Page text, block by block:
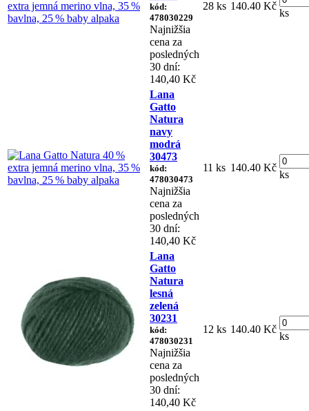
kód:
478030229
Najnižšia
cena za
posledných
30 dní:
140,40 Kč
28 ks 140.40 Kč
ks
Lana
Gatto
Natura
navy
modrá
30473
kód:
478030473
Najnižšia
cena za
posledných
30 dní:
140,40 Kč
11 ks 140.40 Kč
ks
Lana
Gatto
Natura
lesná
zelená
30231
kód:
478030231
Najnižšia
cena za
posledných
30 dní:
140,40 Kč
12 ks 140.40 Kč
ks